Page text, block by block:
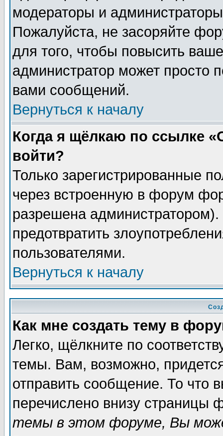
модераторы и
Пожалуйста, не засоряйте
для того, чтобы повысить
администратор может просто
вами сообщений.
Вернуться к началу
Когда я щёлкаю по ссылке
войти?
Только зарегистрированные
через встроенную в форум
разрешена
предотвратить
пользователями.
Вернуться к началу
Как мне создать тему в
Легко, щёлкните по
темы. Вам, возможно,
отправить сообщение. То что
перечислено внизу страницы
темы в этом форуме, Вы